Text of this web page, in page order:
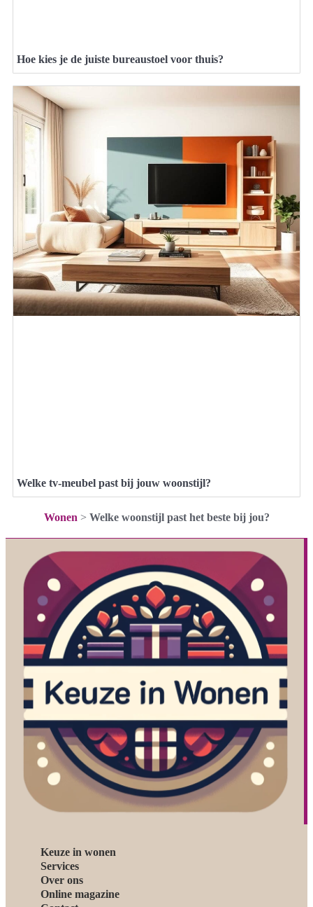
Hoe kies je de juiste bureaustoel voor thuis?
Welke tv-meubel past bij jouw woonstijl?
Wonen > Welke woonstijl past het beste bij jou?
Keuze in wonen
Services
Over ons
Online magazine